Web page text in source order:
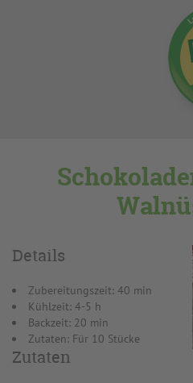
Details
Zubereitungszeit: 40 min
Kühlzeit: 4-5 h
Backzeit: 20 min
Zutaten: Für 10 Stücke
Zutaten